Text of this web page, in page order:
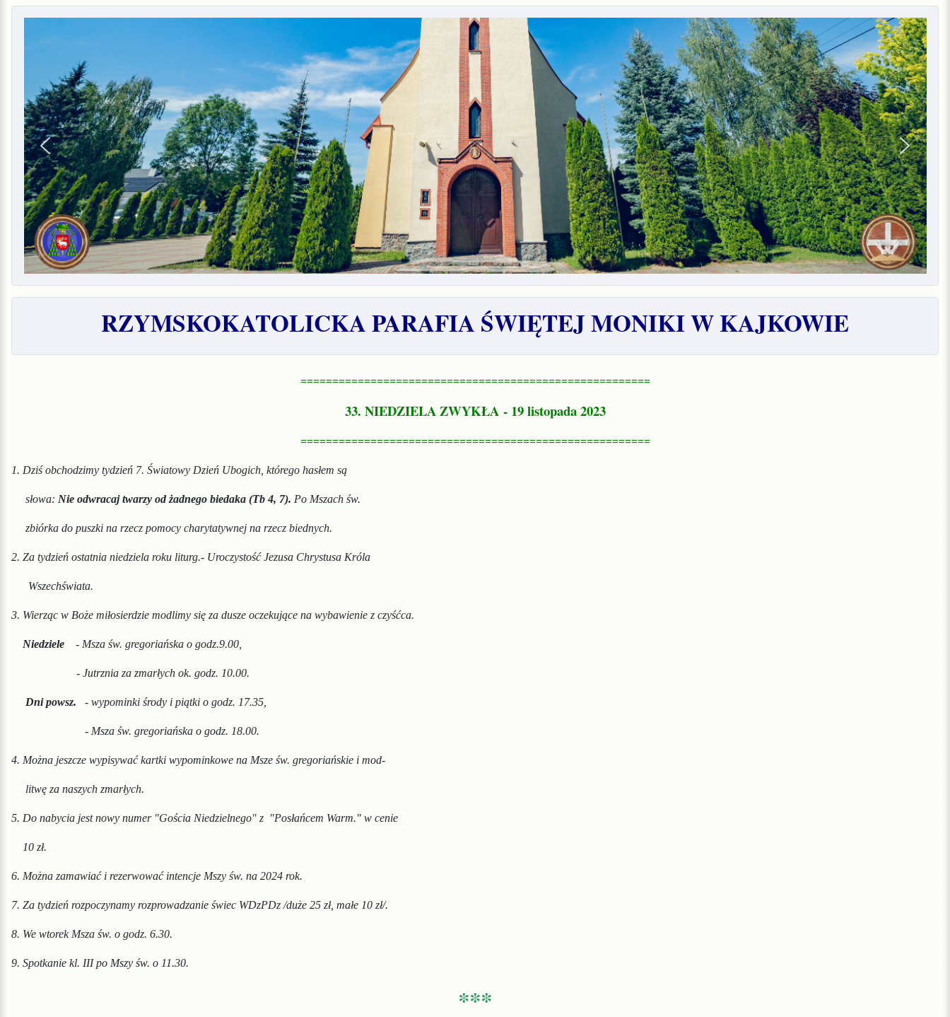
RZYMSKOKATOLICKA PARAFIA ŚWIĘTEJ MONIKI W KAJKOWIE
=======================================================
33. NIEDZIELA ZWYKŁA - 19 listopada 2023
=======================================================
1. Dziś obchodzimy tydzień 7. Światowy Dzień Ubogich, którego hasłem są
słowa: Nie odwracaj twarzy od żadnego biedaka (Tb 4, 7). Po Mszach św.
zbiórka do puszki na rzecz pomocy charytatywnej na rzecz biednych.
2. Za tydzień ostatnia niedziela roku liturg.- Uroczystość Jezusa Chrystusa Króla
Wszechświata.
3. Wierząc w Boże miłosierdzie modlimy się za dusze oczekujące na wybawienie z czyśćca.
Niedziele - Msza św. gregoriańska o godz.9.00,
- Jutrznia za zmarłych ok. godz. 10.00.
Dnipowsz. - wypominki środy i piątki o godz. 17.35,
- Msza św. gregoriańska o godz. 18.00.
4. Można jeszcze wypisywać kartki wypominkowe na Msze św. gregoriańskie i mod-
litwę za naszych zmarłych.
5. Do nabycia jest nowy numer "Gościa Niedzielnego" z "Posłańcem Warm." w cenie
10 zł.
6. Można zamawiać i rezerwować intencje Mszy św. na 2024 rok.
7. Za tydzień rozpoczynamy rozprowadzanie świec WDzPDz /duże 25 zł, małe 10 zł/.
8. We wtorek Msza św. o godz. 6.30.
9. Spotkanie kl. III po Mszy św. o 11.30.
***